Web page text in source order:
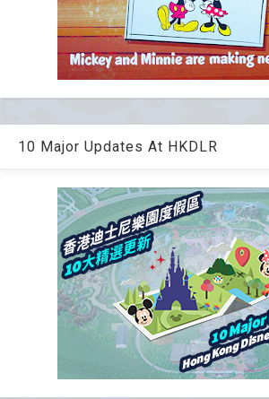
10 Major Updates At HKDLR